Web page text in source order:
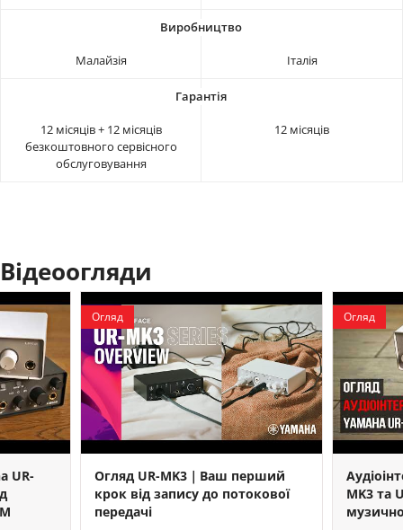
Малайзія Італія
12 місяців + 12 місяців
безкоштовного сервісного
обслуговування
12 місяців
Відеоогляди
UR-
Огляд
Огляд UR-MK3｜Ваш перший
крок від запису до потокової
передачі
Огляд
MK3 та